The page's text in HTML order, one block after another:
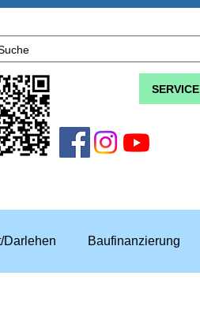
SERVICE
Darlehen Baufinanzierung